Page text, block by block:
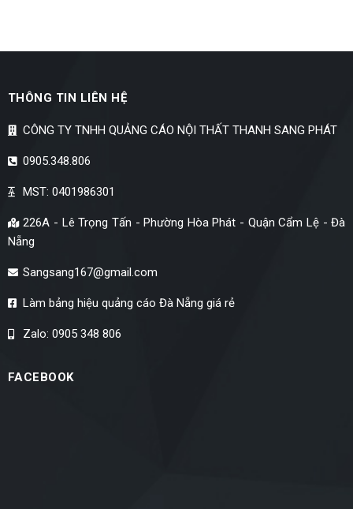
THÔNG TIN LIÊN HỆ
CÔNG TY TNHH QUẢNG CÁO NỘI THẤT THANH SANG PHÁT
0905.348.806
MST: 0401986301
226A - Lê Trọng Tấn - Phường Hòa Phát - Quận Cẩm Lệ - Đà
Nẵng
Sangsang167@gmail.com
Làm bảng hiệu quảng cáo Đà Nẵng giá rẻ
Zalo: 0905 348 806
FACEBOOK